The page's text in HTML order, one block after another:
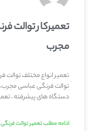
تعمیرکار توالت
مجرب
تعمیر انواع مختلف توالت
توالت فرنگی عباسی مجرب،
دستگاه های پیشرفته ،
ادامه مطلب تعمیر توالت